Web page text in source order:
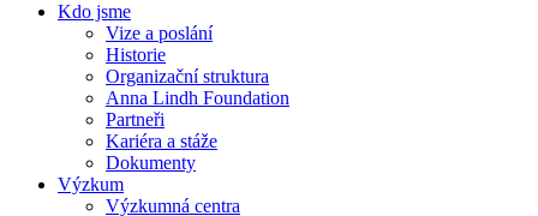
Kdo jsme
Vize a poslání
Historie
Organizační struktura
Anna Lindh Foundation
Partneři
Kariéra a stáže
Dokumenty
Výzkum
Výzkumná centra